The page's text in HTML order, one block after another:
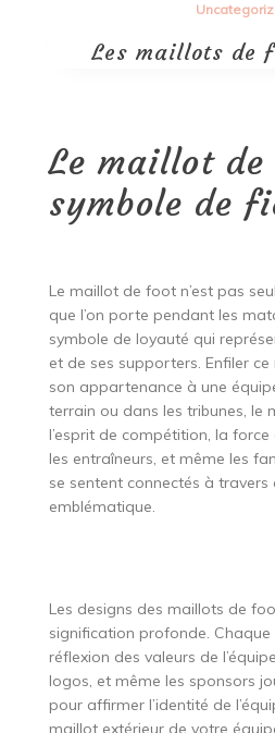
Les maillots de
Le maillot
symbole de
Le maillot de foot n’est pas
que l’on porte pendant les
symbole de loyauté qui
et de ses supporters. Enfiler
son appartenance à une
terrain ou dans les tribunes, le
l’esprit de compétition, la force
les entraîneurs, et même les
se sentent connectés à travers
emblématique.
Les designs des maillots de
signification profonde.
réflexion des valeurs de
logos, et même les sponsors
pour affirmer l’identité de
maillot extérieur de votre